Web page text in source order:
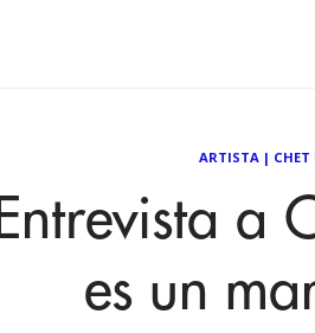
ARTISTA | CHET
Entrevista a
es un